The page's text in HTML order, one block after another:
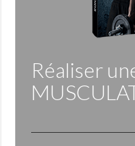
Réaliser